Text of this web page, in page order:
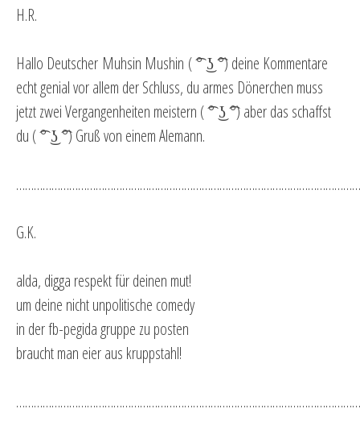
H.R.
Hallo Deutscher Muhsin Mushin ( ͡° ͜ʖ ͡°) deine Kommentare
echt genial vor allem der Schluss, du armes Dönerchen muss
jetzt zwei Vergangenheiten meistern ( ͡° ͜ʖ ͡°) aber das schaffst
du ( ͡° ͜ʖ ͡°) Gruß von einem Alemann.
G.K.
alda, digga respekt für deinen mut!
um deine nicht unpolitische comedy
in der fb-pegida gruppe zu posten
braucht man eier aus kruppstahl!